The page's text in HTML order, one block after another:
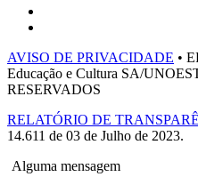
AVISO DE PRIVACIDADE •
Educação e Cultura SA/
RESERVADOS
RELATÓRIO DE
14.611 de 03 de Julho de 2023.
Alguma mensagem